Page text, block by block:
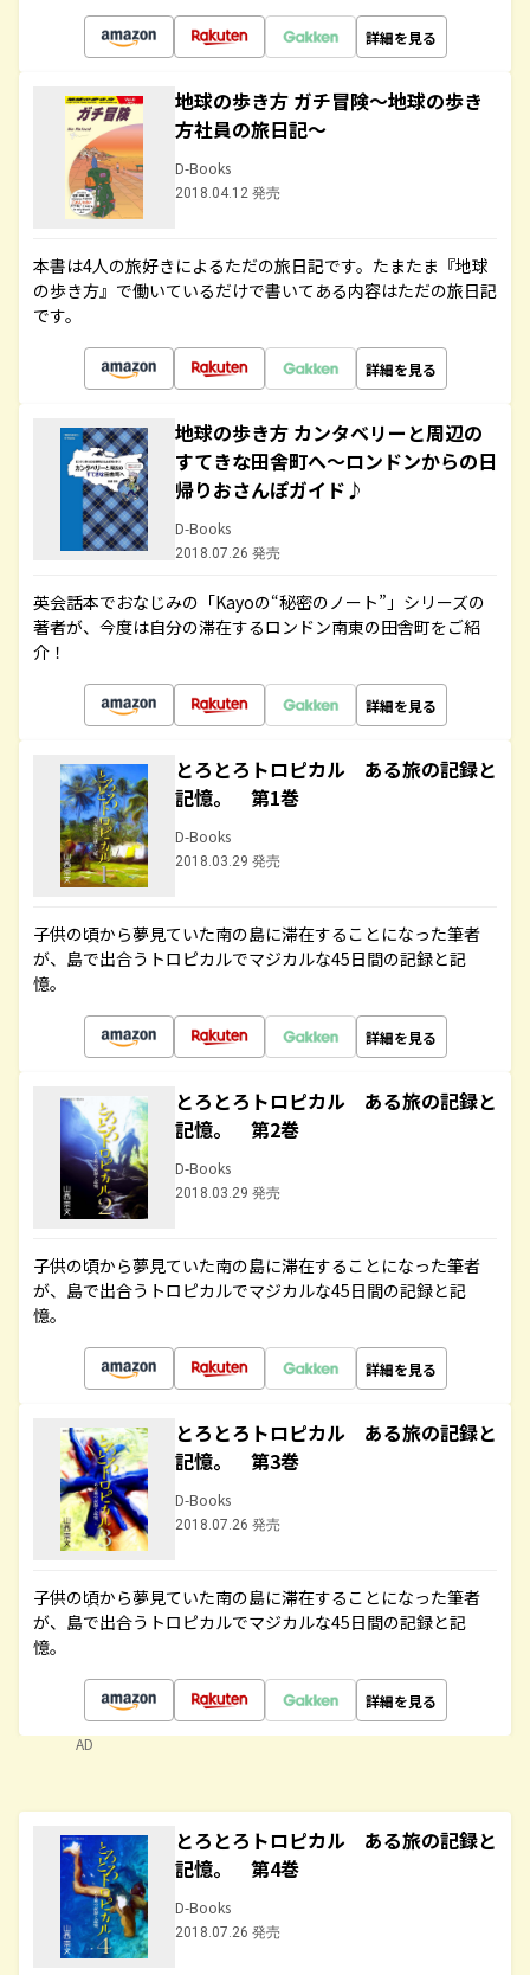
詳細を見る
地球の歩き方 ガチ冒険～地球の歩き
方社員の旅日記～
D-Books
2018.04.12 発売
本書は4人の旅好きによるただの旅日記です。たまたま『地球
の歩き方』で働いているだけで書いてある内容はただの旅日記
です。
詳細を見る
地球の歩き方 カンタベリーと周辺の
すてきな田舎町へ～ロンドンからの日
帰りおさんぽガイド♪
D-Books
2018.07.26 発売
英会話本でおなじみの「Kayoの“秘密のノート”」シリーズの
著者が、今度は自分の滞在するロンドン南東の田舎町をご紹
介！
詳細を見る
とろとろトロピカル ある旅の記録と
記憶。 第1巻
D-Books
2018.03.29 発売
子供の頃から夢見ていた南の島に滞在することになった筆者
が、島で出合うトロピカルでマジカルな45日間の記録と記
憶。
詳細を見る
とろとろトロピカル ある旅の記録と
記憶。 第2巻
D-Books
2018.03.29 発売
子供の頃から夢見ていた南の島に滞在することになった筆者
が、島で出合うトロピカルでマジカルな45日間の記録と記
憶。
詳細を見る
とろとろトロピカル ある旅の記録と
記憶。 第3巻
D-Books
2018.07.26 発売
子供の頃から夢見ていた南の島に滞在することになった筆者
が、島で出合うトロピカルでマジカルな45日間の記録と記
憶。
詳細を見る
AD
とろとろトロピカル ある旅の記録と
記憶。 第4巻
D-Books
2018.07.26 発売